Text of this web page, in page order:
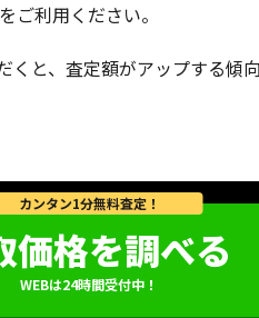
利用ください。
くと、査定額がアップする傾
カンタン1分無料査定！
価格を調べる
WEBは24時間受付中！